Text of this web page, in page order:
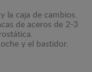
la caja de cambios.
de aceros de 2-3
y el bastidor.